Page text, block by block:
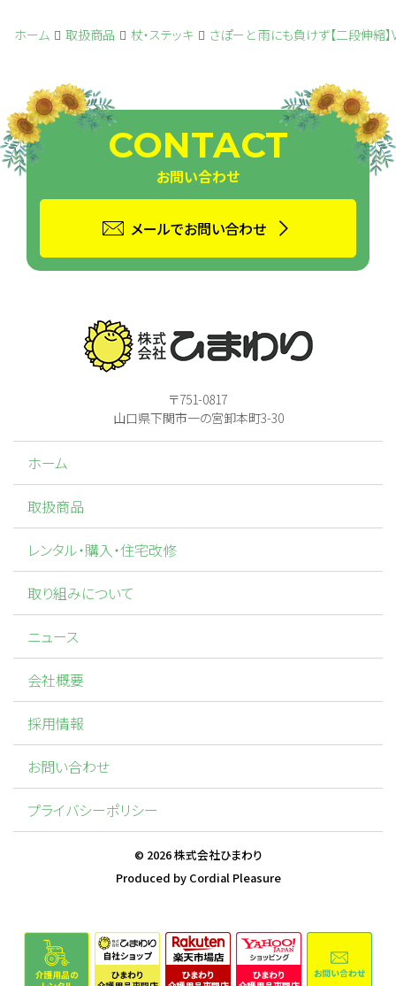
ホーム 取扱商品 杖・ステッキ さぽーと 雨にも負けず【二段伸縮】
CONTACT
お問い合わせ
メールでお問い合わせ
〒751-0817
山口県下関市一の宮卸本町3-30
ホーム
取扱商品
レンタル・購入・住宅改修
取り組みについて
ニュース
会社概要
採用情報
お問い合わせ
プライバシーポリシー
© 2026株式会社ひまわり
Produced by Cordial Pleasure